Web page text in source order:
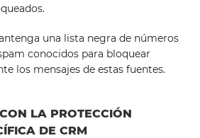
una lista negra de números
conocidos para bloquear
los mensajes de estas fuentes.
LA PROTECCIÓN
DE CRM